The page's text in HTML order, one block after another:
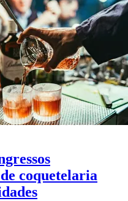
coquetelaria